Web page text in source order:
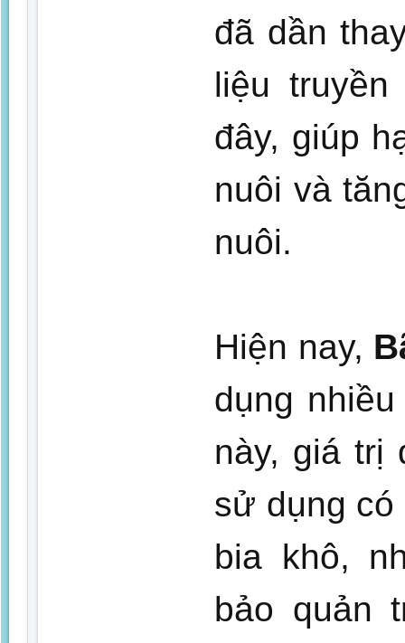
đã dần
liệu
đây, giúp
nuôi và
nuôi.
Hiện nay,
dụng
này, giá trị
sử dụng có
bia khô,
bảo quản